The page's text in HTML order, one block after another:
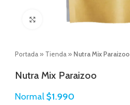
Click to enlarge
Portada » Tienda » Nutra Mix Paraizoo
Nutra Mix Paraizoo
Normal $1.990